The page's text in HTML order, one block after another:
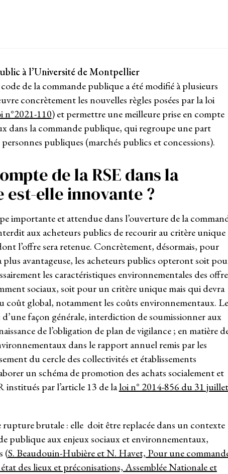
à l’Université de Montpellier
de la commande publique a été modifié à plusieurs
concrètement les nouvelles règles posées par la loi
n°2021-110) et permettre une meilleure prise en compte
dans la commande publique, qui regroupe une part
publiques (marchés publics et concessions).
de la RSE dans la
elle innovante ?
importante et attendue dans l’ouverture de la
aux acheteurs publics de recourir au critère unique
l’offre sera retenue. Concrètement, désormais, pour
avantageuse, les acheteurs publics opteront soit
les caractéristiques environnementales des
sociaux, soit pour un critère unique mais qui devra
coût global, notamment les coûts environnementaux. Le
façon générale, interdiction de soumissionner aux
de l’obligation de plan de vigilance ; en matière
dans le rapport annuel remis par les
du cercle des collectivités et établissements
un schéma de promotion des achats socialement et
institués par l’article 13 de laloi n° 2014-856 du 31 juillet
rupture brutale : elle doit être replacée dans un contexte
publique aux enjeux sociaux et environnementaux,
(S. Beaudouin-Hubière et N. Havet, Pour une
des lieux et préconisations, Assemblée Nationale et